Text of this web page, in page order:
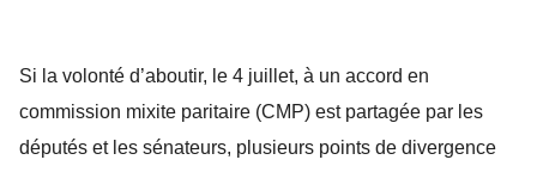
Si la volonté d’aboutir, le 4 juillet, à un accord en
commission mixite paritaire (CMP) est partagée par les
députés et les sénateurs, plusieurs points de divergence